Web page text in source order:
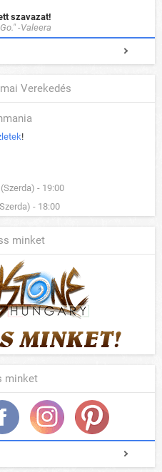
szavazat!
-Valeera
Verekedés
!
- 19:00
- 18:00
minket
minket